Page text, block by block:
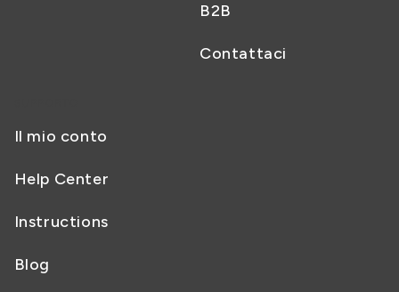
B2B
Contattaci
Il mio conto
Help Center
Instructions
Blog